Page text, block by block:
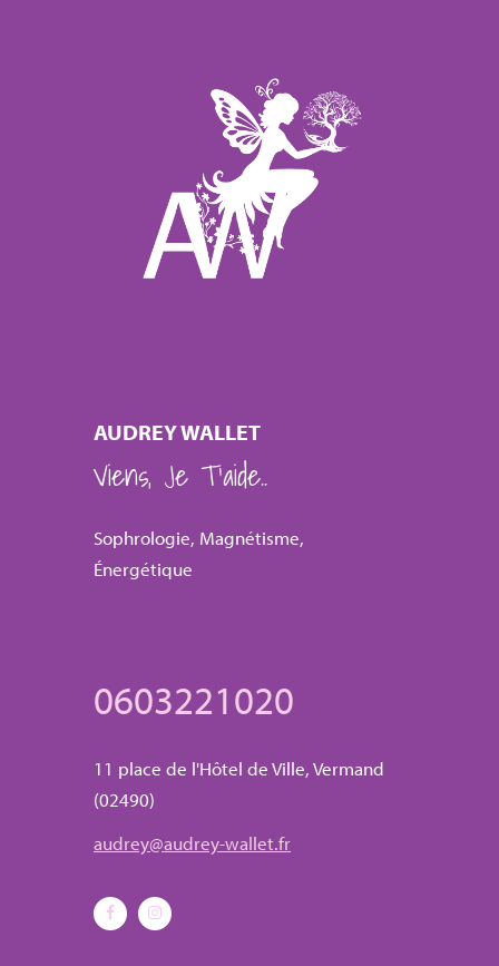
AUDREY WALLET
Viens, Je T’aide..
Sophrologie, Magnétisme,
Énergétique
0603221020
11 place de l'Hôtel de Ville, Vermand
(02490)
audrey@audrey-wallet.fr